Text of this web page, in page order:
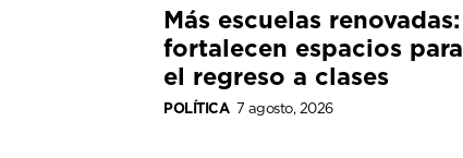
Más escuelas renovadas:
fortalecen espacios para
el regreso a clases
POLÍTICA 7 agosto, 2026